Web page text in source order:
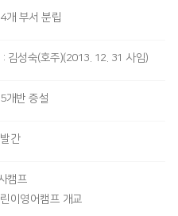
개 부서 분립
김성숙(호주)(2013. 12. 31 사임)
개반 증설
간
캠프
이영어캠프 개교